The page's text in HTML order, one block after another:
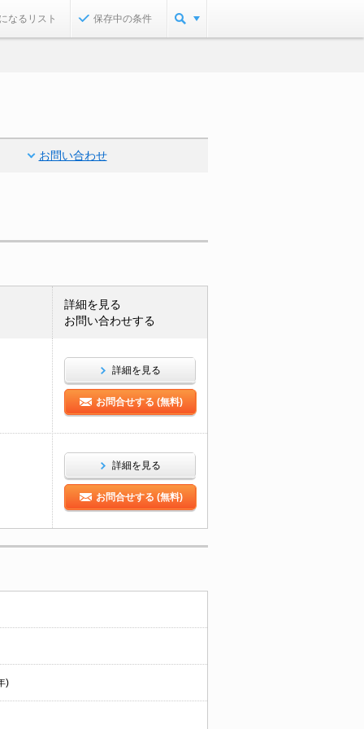
なるリスト 保存中の条件
お問い合わせ
詳細を見る
お問い合わせする
詳細を見る
お問合せする (無料)
詳細を見る
お問合せする (無料)
)